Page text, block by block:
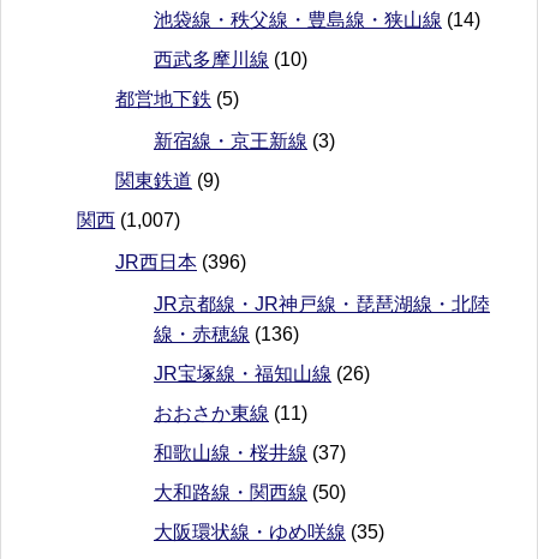
池袋線・秩父線・豊島線・狭山線 (14)
西武多摩川線 (10)
都営地下鉄 (5)
新宿線・京王新線 (3)
関東鉄道 (9)
関西 (1,007)
JR西日本 (396)
JR京都線・JR神戸線・琵琶湖線・北陸
線・赤穂線 (136)
JR宝塚線・福知山線 (26)
おおさか東線 (11)
和歌山線・桜井線 (37)
大和路線・関西線 (50)
大阪環状線・ゆめ咲線 (35)